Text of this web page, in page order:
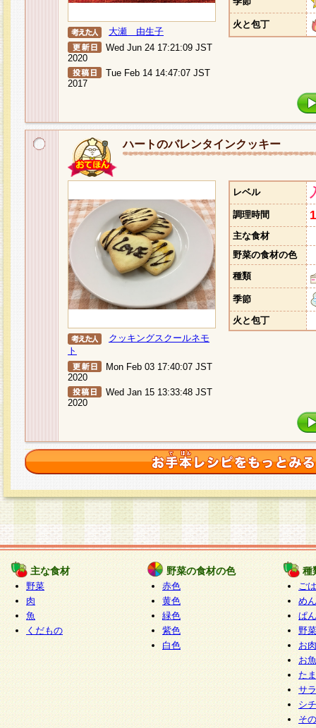
大瀬 由生子
Wed Jun 24 17:21:09 JST
2020
Tue Feb 14 14:47:07 JST
2017
火と包丁
ハートのバレンタインクッキー
クッキングスクールネモ
ト
Mon Feb 03 17:40:07 JST
2020
Wed Jan 15 13:33:48 JST
2020
レベル
調理時間
主な食材
野菜の食材の色
種類
季節
火と包丁
主な食材
野菜
肉
魚
くだもの
野菜の食材の色
赤色
黄色
緑色
紫色
白色
種
ご
めん
ぱん
野
お
お
た
サ
シ
そ